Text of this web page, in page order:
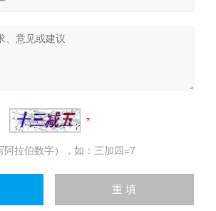
阿拉伯数字），如：三加四=7